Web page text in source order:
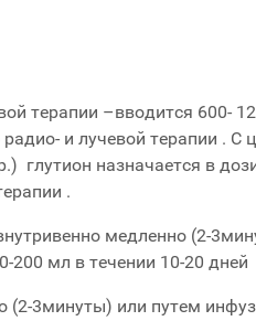
терапии –вводится 600-
и лучевой терапии .
глутион назначается в
.
медленно (2-
200 мл в течении 10-20 дней
3минуты) или путем